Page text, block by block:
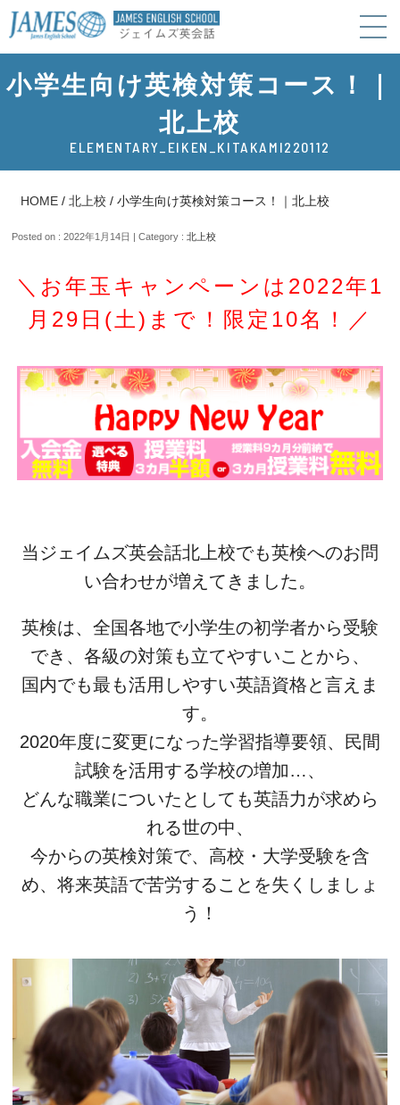
小学生向け英検対策コース！｜
北上校
ELEMENTARY_EIKEN_KITAKAMI220112
HOME /北上校 /小学生向け英検対策コース！｜北上校
Posted on : 2022年1月14日 | Category :北上校
＼お年玉キャンペーンは2022年1
月29日(土)まで！限定10名！／
当ジェイムズ英会話北上校でも英検へのお問
い合わせが増えてきました。
英検は、全国各地で小学生の初学者から受験
でき、各級の対策も立てやすいことから、
国内でも最も活用しやすい英語資格と言えま
す。
2020年度に変更になった学習指導要領、民間
試験を活用する学校の増加…、
どんな職業についたとしても英語力が求めら
れる世の中、
今からの英検対策で、高校・大学受験を含
め、将来英語で苦労することを失くしましょ
う！